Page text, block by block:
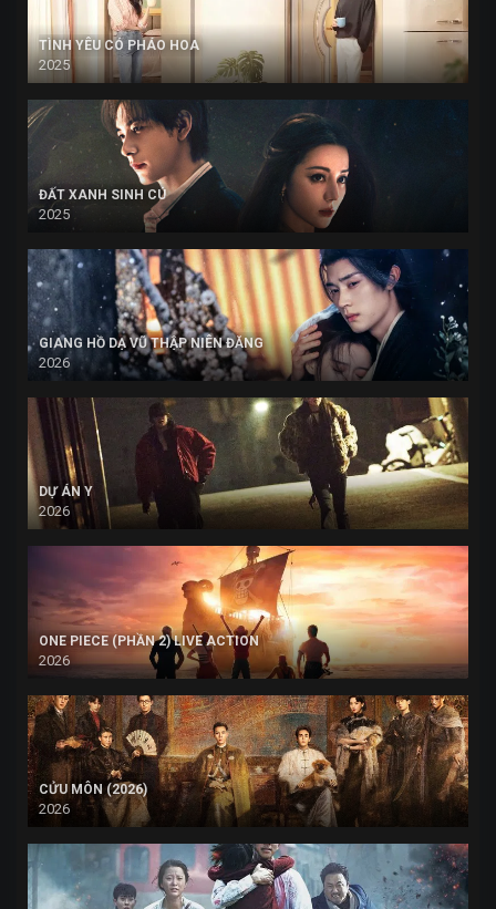
TÌNH YÊU CÓ PHÁO HOA
2025
ĐẤT XANH SINH CÚ
2025
GIANG HỒ DẠ VŨ THẬP NIÊN ĐĂNG
2026
DỰ ÁN Y
2026
ONE PIECE (PHẦN 2) LIVE ACTION
2026
CỬU MÔN (2026)
2026